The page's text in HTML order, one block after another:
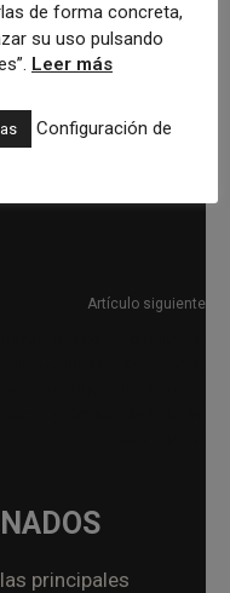
Artículo siguiente
principales
de forma concreta,
su uso pulsando
Leer más
Configuración de